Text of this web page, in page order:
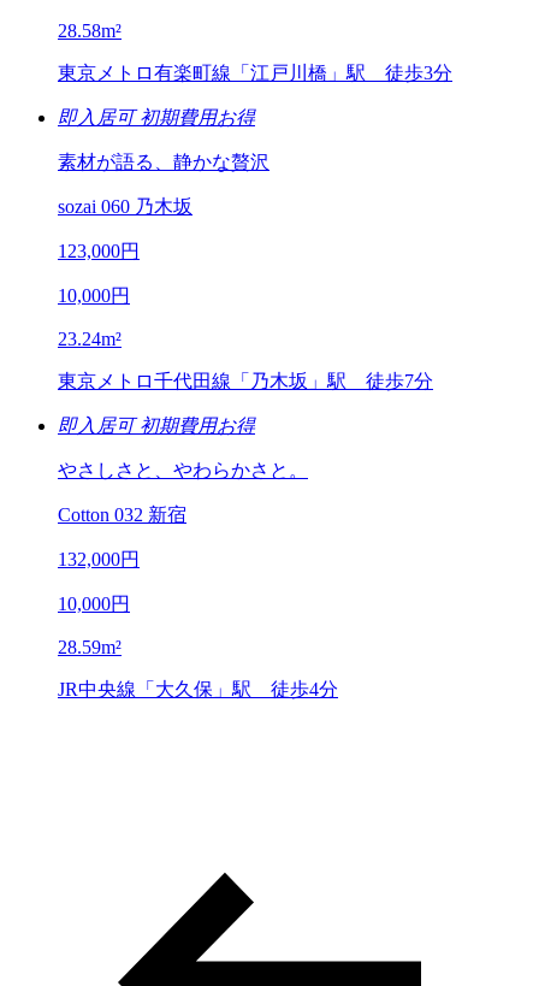
28.58m²
東京メトロ有楽町線「江戸川橋」駅 徒歩3分
即入居可 初期費用お得
素材が語る、静かな贅沢
sozai 060 乃木坂
123,000円
10,000円
23.24m²
東京メトロ千代田線「乃木坂」駅 徒歩7分
即入居可 初期費用お得
やさしさと、やわらかさと。
Cotton 032 新宿
132,000円
10,000円
28.59m²
JR中央線「大久保」駅 徒歩4分